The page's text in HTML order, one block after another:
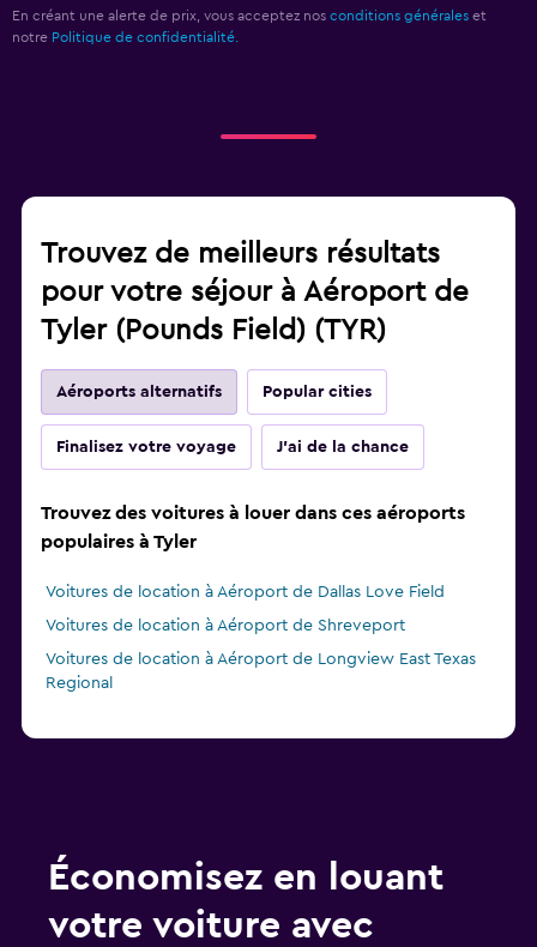
En créant une alerte de prix, vous acceptez nos conditions générales et
notre Politique de confidentialité.
Trouvez de meilleurs résultats
pour votre séjour à Aéroport de
Tyler (Pounds Field) (TYR)
Aéroports alternatifs Popular cities
Finalisez votre voyage J'ai de la chance
Trouvez des voitures à louer dans ces aéroports
populaires à Tyler
Voitures de location à Aéroport de Dallas Love Field
Voitures de location à Aéroport de Shreveport
Voitures de location à Aéroport de Longview East Texas
Regional
Économisez en louant
votre voiture avec